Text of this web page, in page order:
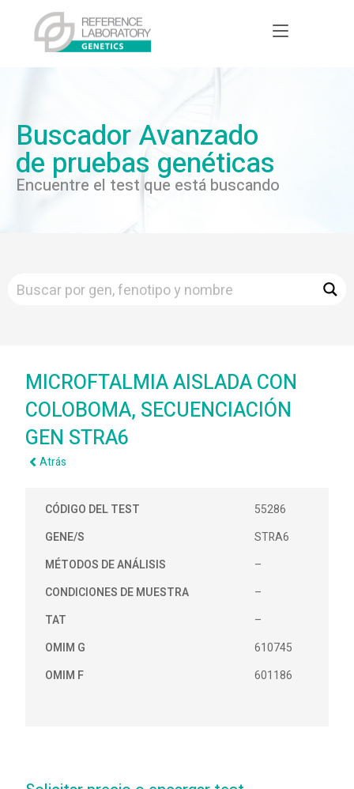
Buscador Avanzado
de pruebas genéticas
Encuentre el test que está buscando
MICROFTALMIA AISLADA CON
COLOBOMA, SECUENCIACIÓN
GEN STRA6
Atrás
CÓDIGO DEL TEST
55286
GENE/S
STRA6
MÉTODOS DE ANÁLISIS
–
CONDICIONES DE MUESTRA
–
TAT
–
OMIM G
610745
OMIM F
601186